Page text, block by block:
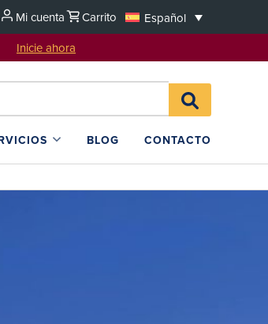
Mi cuenta Carrito
Español
Inicie ahora
Search
for:BUSCAR
EN
BLOG CONTACTO